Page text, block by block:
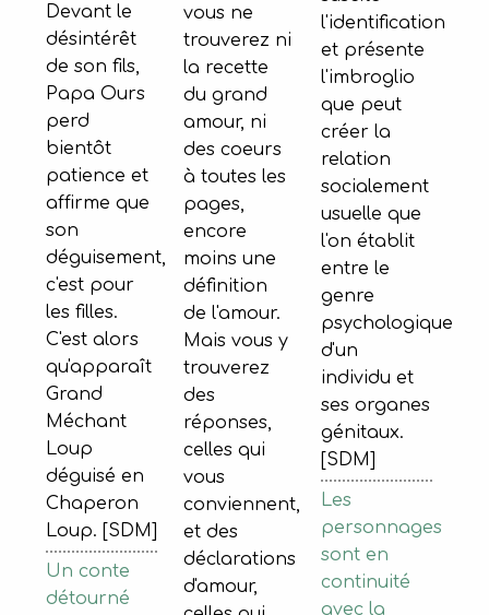
Devant le
désintérêt
de son fils,
Papa Ours
perd
bientôt
patience et
affirme que
son
déguisement,
c'est pour
les filles.
C'est alors
qu'apparaît
Grand
Méchant
Loup
déguisé en
Chaperon
Loup. [SDM]
Un conte
détourné
vous ne
trouverez ni
la recette
du grand
amour, ni
des coeurs
à toutes les
pages,
encore
moins une
définition
de l'amour.
Mais vous y
trouverez
des
réponses,
celles qui
vous
conviennent,
et des
déclarations
d'amour,
l'identification
et présente
l'imbroglio
que peut
créer la
relation
socialement
usuelle que
l'on établit
entre le
genre
psychologique
d'un
individu et
ses organes
génitaux.
[SDM]
Les
personnages
sont en
continuité
avec la